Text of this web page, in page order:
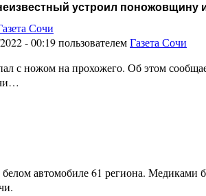
устроил поножовщину
- 00:19 пользователемГазета Сочи
с ножом на прохожего. Об этом
автомобиле 61 региона. Медиками